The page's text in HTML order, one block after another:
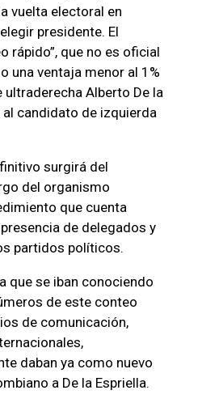
vuelta electoral en
presidente. El
rápido”, que no es oficial
una ventaja menor al 1%
ultraderecha Alberto De la
candidato de izquierda
surgirá del
del organismo
que cuenta
de delegados y
partidos políticos.
que se iban conociendo
de este conteo
de comunicación,
daban ya como nuevo
a De la Espriella.